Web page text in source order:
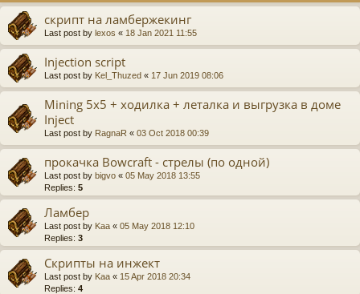
скрипт на ламбержекинг
Last post by lexos « 18 Jan 2021 11:55
Injection script
Last post by Kel_Thuzed « 17 Jun 2019 08:06
Mining 5x5 + ходилка + леталка и выгрузка в доме
Inject
Last post by RagnaR « 03 Oct 2018 00:39
прокачка Bowcraft - стрелы (по одной)
Last post by bigvo « 05 May 2018 13:55
Replies: 5
Ламбер
Last post by Kaa « 05 May 2018 12:10
Replies: 3
Скрипты на инжект
Last post by Kaa « 15 Apr 2018 20:34
Replies: 4